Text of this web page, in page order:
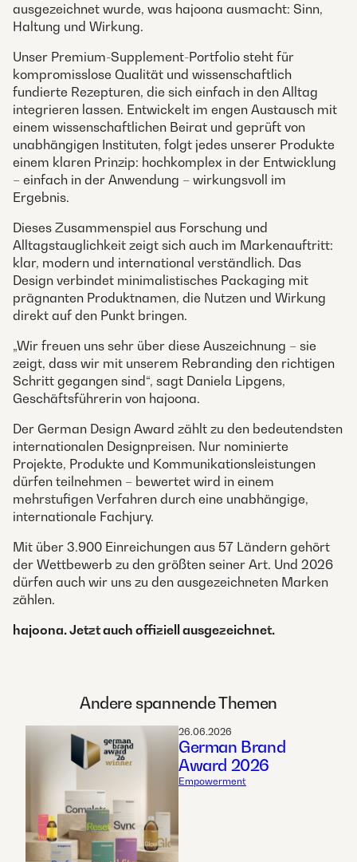
ausgezeichnet wurde, was hajoona ausmacht: Sinn,
Haltung und Wirkung.
Unser Premium-Supplement-Portfolio steht für
kompromisslose Qualität und wissenschaftlich
fundierte Rezepturen, die sich einfach in den Alltag
integrieren lassen. Entwickelt im engen Austausch mit
einem wissenschaftlichen Beirat und geprüft von
unabhängigen Instituten, folgt jedes unserer Produkte
einem klaren Prinzip: hochkomplex in der Entwicklung
– einfach in der Anwendung – wirkungsvoll im
Ergebnis.
Dieses Zusammenspiel aus Forschung und
Alltagstauglichkeit zeigt sich auch im Markenauftritt:
klar, modern und international verständlich. Das
Design verbindet minimalistisches Packaging mit
prägnanten Produktnamen, die Nutzen und Wirkung
direkt auf den Punkt bringen.
„Wir freuen uns sehr über diese Auszeichnung – sie
zeigt, dass wir mit unserem Rebranding den richtigen
Schritt gegangen sind“, sagt Daniela Lipgens,
Geschäftsführerin von hajoona.
Der German Design Award zählt zu den bedeutendsten
internationalen Designpreisen. Nur nominierte
Projekte, Produkte und Kommunikationsleistungen
dürfen teilnehmen – bewertet wird in einem
mehrstufigen Verfahren durch eine unabhängige,
internationale Fachjury.
Mit über 3.900 Einreichungen aus 57 Ländern gehört
der Wettbewerb zu den größten seiner Art. Und 2026
dürfen auch wir uns zu den ausgezeichneten Marken
zählen.
hajoona. Jetzt auch offiziell ausgezeichnet.
Andere spannende Themen
26.06.2026
German Brand
Award 2026
Empowerment